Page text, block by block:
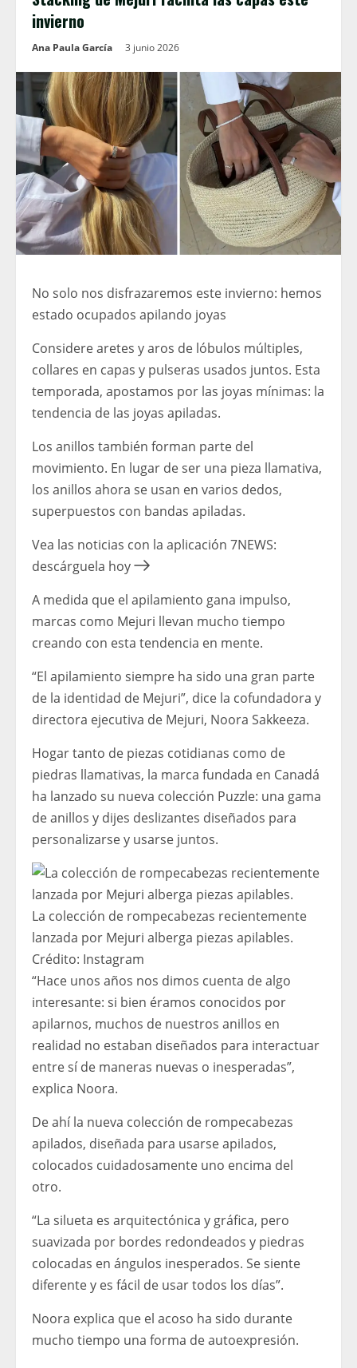
invierno
Ana Paula García 3 junio 2026
No solo nos disfrazaremos este invierno: hemos
estado ocupados apilando joyas
Considere aretes y aros de lóbulos múltiples,
collares en capas y pulseras usados ​​juntos. Esta
temporada, apostamos por las joyas mínimas: la
tendencia de las joyas apiladas.
Los anillos también forman parte del
movimiento. En lugar de ser una pieza llamativa,
los anillos ahora se usan en varios dedos,
superpuestos con bandas apiladas.
Vea las noticias con la aplicación 7NEWS:
descárguela hoy
A medida que el apilamiento gana impulso,
marcas como Mejuri llevan mucho tiempo
creando con esta tendencia en mente.
“El apilamiento siempre ha sido una gran parte
de la identidad de Mejuri”, dice la cofundadora y
directora ejecutiva de Mejuri, Noora Sakkeeza.
Hogar tanto de piezas cotidianas como de
piedras llamativas, la marca fundada en Canadá
ha lanzado su nueva colección Puzzle: una gama
de anillos y dijes deslizantes diseñados para
personalizarse y usarse juntos.
La colección de rompecabezas recientemente
lanzada por Mejuri alberga piezas apilables.
Crédito: Instagram
“Hace unos años nos dimos cuenta de algo
interesante: si bien éramos conocidos por
apilarnos, muchos de nuestros anillos en
realidad no estaban diseñados para interactuar
entre sí de maneras nuevas o inesperadas”,
explica Noora.
De ahí la nueva colección de rompecabezas
apilados, diseñada para usarse apilados,
colocados cuidadosamente uno encima del
otro.
“La silueta es arquitectónica y gráfica, pero
suavizada por bordes redondeados y piedras
colocadas en ángulos inesperados. Se siente
diferente y es fácil de usar todos los días”.
Noora explica que el acoso ha sido durante
mucho tiempo una forma de autoexpresión.